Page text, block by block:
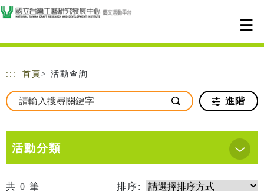
跳到主要內容
網站導覽
::: 首頁 > 活動查詢
進階
活動分類
共 0 筆 排序: